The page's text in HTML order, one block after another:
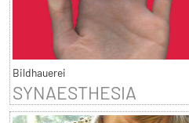
Bildhauerei
SYNAESTHESIA